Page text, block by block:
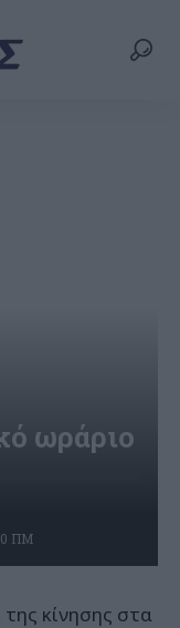
ωράριο
ΠΜ
κίνησης στα